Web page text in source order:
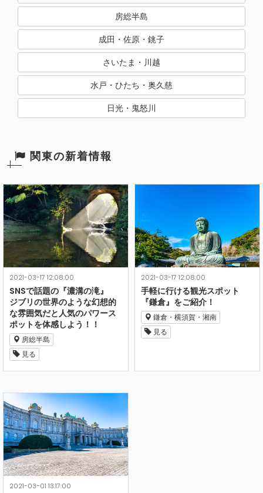
房総半島
成田・佐原・銚子
さいたま・川越
水戸・ひたち・奥久慈
日光・鬼怒川
関東の新着情報
2021-03-17 12:08:00
SNSで話題の『濃溝の滝』
ジブリの世界のような幻想的
な雰囲気だと人気のパワース
ポットを体感しよう！！
房総半島
見る
2021-03-17 12:08:00
手軽に行ける観光スポット
『鎌倉』をご紹介！
鎌倉・横須賀・湘南
見る
2021-03-01 13:17:00